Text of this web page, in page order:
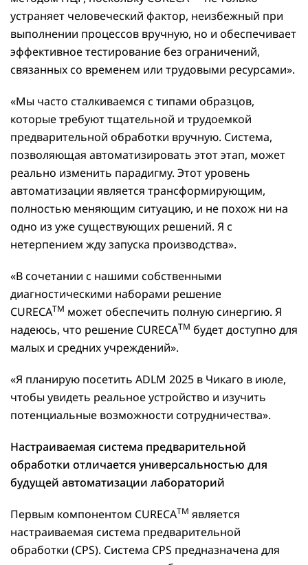
устраняет человеческий фактор, неизбежный при
выполнении процессов вручную, но и обеспечивает
эффективное тестирование без ограничений,
связанных со временем или трудовыми ресурсами».
«Мы часто сталкиваемся с типами образцов,
которые требуют тщательной и трудоемкой
предварительной обработки вручную. Система,
позволяющая автоматизировать этот этап, может
реально изменить парадигму. Этот уровень
автоматизации является трансформирующим,
полностью меняющим ситуацию, и не похож ни на
одно из уже существующих решений. Я с
нетерпением жду запуска производства».
«В сочетании с нашими собственными
диагностическими наборами решение
CURECATM может обеспечить полную синергию. Я
надеюсь, что решение CURECATM будет доступно для
малых и средних учреждений».
«Я планирую посетить ADLM 2025 в Чикаго в июле,
чтобы увидеть реальное устройство и изучить
потенциальные возможности сотрудничества».
Настраиваемая система предварительной
обработки отличается универсальностью для
будущей автоматизации лабораторий
Первым компонентом CURECATM является
настраиваемая система предварительной
обработки (CPS). Система CPS предназначена для